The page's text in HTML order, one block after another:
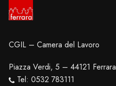
CGIL – Camera del Lavoro
Piazza Verdi, 5 – 44121 Ferrara
Tel: 0532 783111